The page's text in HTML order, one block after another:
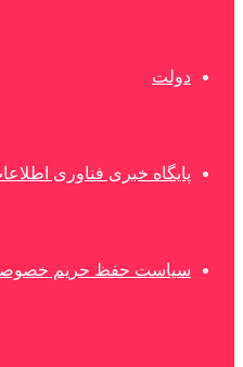
دولت
پایگاه خبری فناوری
سیاست حفظ حریم